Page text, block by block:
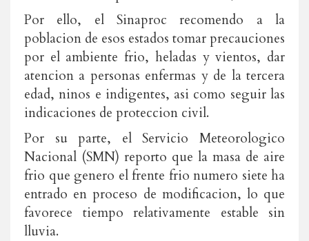
Por ello, el Sinaproc recomendo a la
poblacion de esos estados tomar precauciones
por el ambiente frio, heladas y vientos, dar
atencion a personas enfermas y de la tercera
edad, ninos e indigentes, asi como seguir las
indicaciones de proteccion civil.
Por su parte, el Servicio Meteorologico
Nacional (SMN) reporto que la masa de aire
frio que genero el frente frio numero siete ha
entrado en proceso de modificacion, lo que
favorece tiempo relativamente estable sin
lluvia.